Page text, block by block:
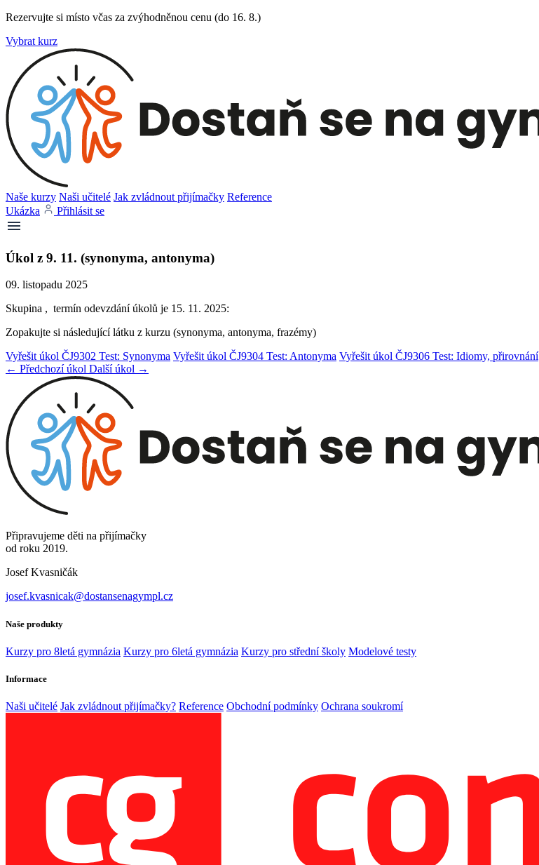
Rezervujte si místo včas za zvýhodněnou cenu (do 16. 8.)
Vybrat kurz
Naše kurzy Naši učitelé Jak zvládnout přijímačky Reference
Ukázka
Přihlásit se
Úkol z 9. 11. (synonyma, antonyma)
09. listopadu 2025
Skupina , termín odevzdání úkolů je 15. 11. 2025:
Zopakujte si následující látku z kurzu (synonyma, antonyma, frazémy)
Vyřešit úkol ČJ9302 Test: Synonyma Vyřešit úkol ČJ9304 Test: Antonyma Vyřešit úkol ČJ9306 Test: Idiomy, přirovnání
← Předchozí úkol Další úkol →
Připravujeme děti na přijímačky
od roku 2019.
Josef Kvasničák
josef.kvasnicak@dostansenagympl.cz
Naše produkty
Kurzy pro 8letá gymnázia Kurzy pro 6letá gymnázia Kurzy pro střední školy Modelové testy
Informace
Naši učitelé Jak zvládnout přijímačky? Reference Obchodní podmínky Ochrana soukromí